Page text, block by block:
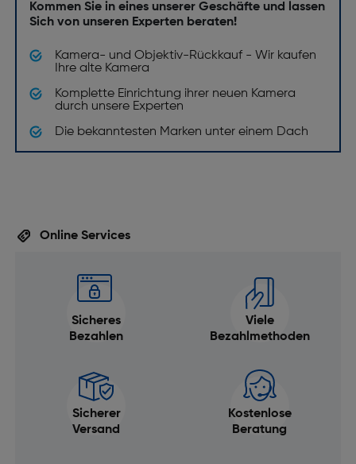
Kommen Sie in eines unserer Geschäfte und lassen
Sich von unseren Experten beraten!
Kamera- und Objektiv-Rückkauf - Wir kaufen
Ihre alte Kamera
Komplette Einrichtung ihrer neuen Kamera
durch unsere Experten
Die bekanntesten Marken unter einem Dach
Online Services
Sicheres
Bezahlen
Viele
Bezahlmethoden
Sicherer
Versand
Kostenlose
Beratung